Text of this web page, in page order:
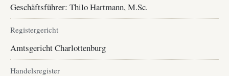
Geschäftsführer: Thilo Hartmann, M.Sc.
Registergericht
Amtsgericht Charlottenburg
Handelsregister